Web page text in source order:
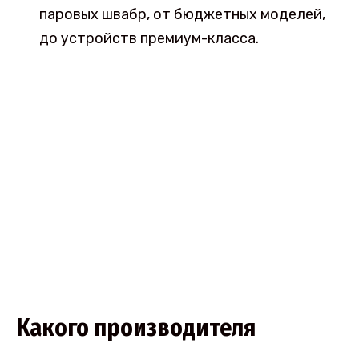
паровых швабр, от бюджетных моделей,
до устройств премиум-класса.
Какого производителя